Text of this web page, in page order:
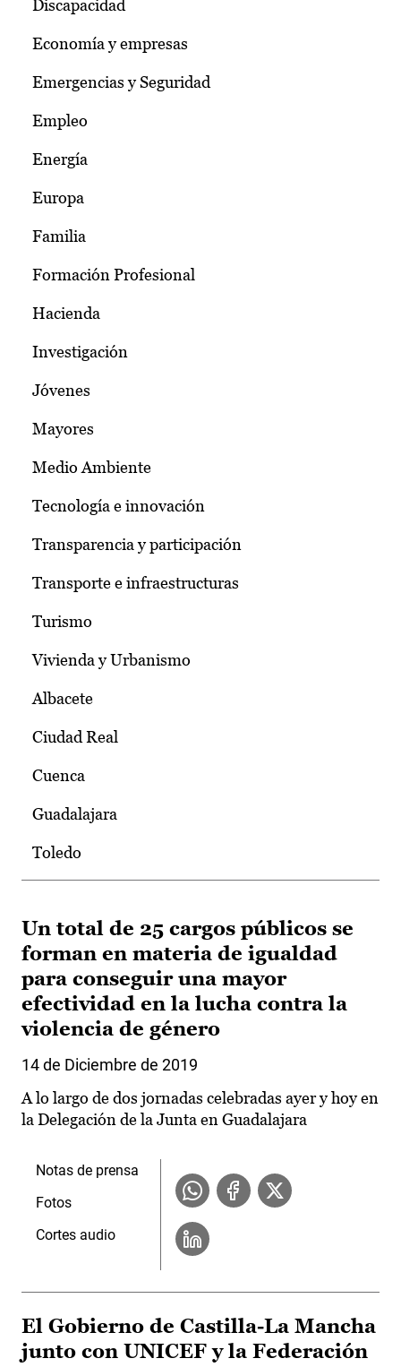
Discapacidad
Economía y empresas
Emergencias y Seguridad
Empleo
Energía
Europa
Familia
Formación Profesional
Hacienda
Investigación
Jóvenes
Mayores
Medio Ambiente
Tecnología e innovación
Transparencia y participación
Transporte e infraestructuras
Turismo
Vivienda y Urbanismo
Albacete
Ciudad Real
Cuenca
Guadalajara
Toledo
Un total de 25 cargos públicos se
forman en materia de igualdad
para conseguir una mayor
efectividad en la lucha contra la
violencia de género
14 de Diciembre de 2019
A lo largo de dos jornadas celebradas ayer y hoy en
la Delegación de la Junta en Guadalajara
Notas de prensa
Fotos
Cortes audio
El Gobierno de Castilla-La Mancha
junto con UNICEF y la Federación